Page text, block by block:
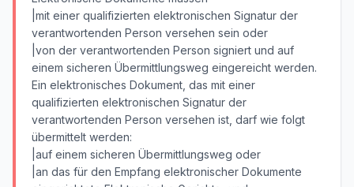
|mit einer qualifizierten elektronischen Signatur der
verantwortenden Person versehen sein oder
|von der verantwortenden Person signiert und auf
einem sicheren Übermittlungsweg eingereicht werden.
Ein elektronisches Dokument, das mit einer
qualifizierten elektronischen Signatur der
verantwortenden Person versehen ist, darf wie folgt
übermittelt werden:
|auf einem sicheren Übermittlungsweg oder
|an das für den Empfang elektronischer Dokumente